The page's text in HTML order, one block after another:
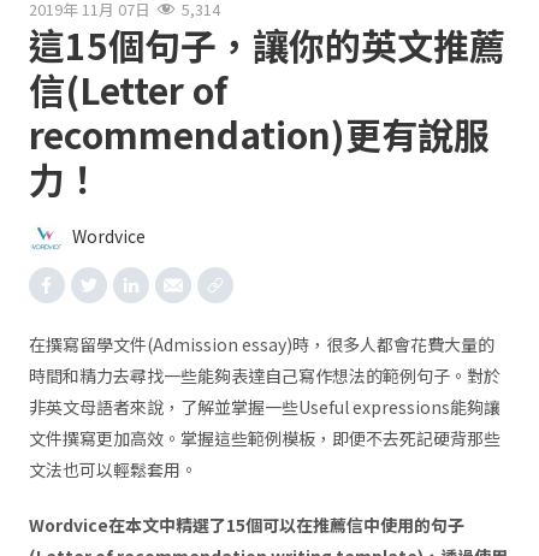
2019年 11月 07日 5,314
這15個句子，讓你的英文推薦
信(Letter of
recommendation)更有說服
力！
Wordvice
在撰寫留學文件(Admission essay)時，很多人都會花費大量的
時間和精力去尋找一些能夠表達自己寫作想法的範例句子。對於
非英文母語者來說，了解並掌握一些Useful expressions能夠讓
文件撰寫更加高效。掌握這些範例模板，即便不去死記硬背那些
文法也可以輕鬆套用。
Wordvice在本文中精選了15個可以在推薦信中使用的句子